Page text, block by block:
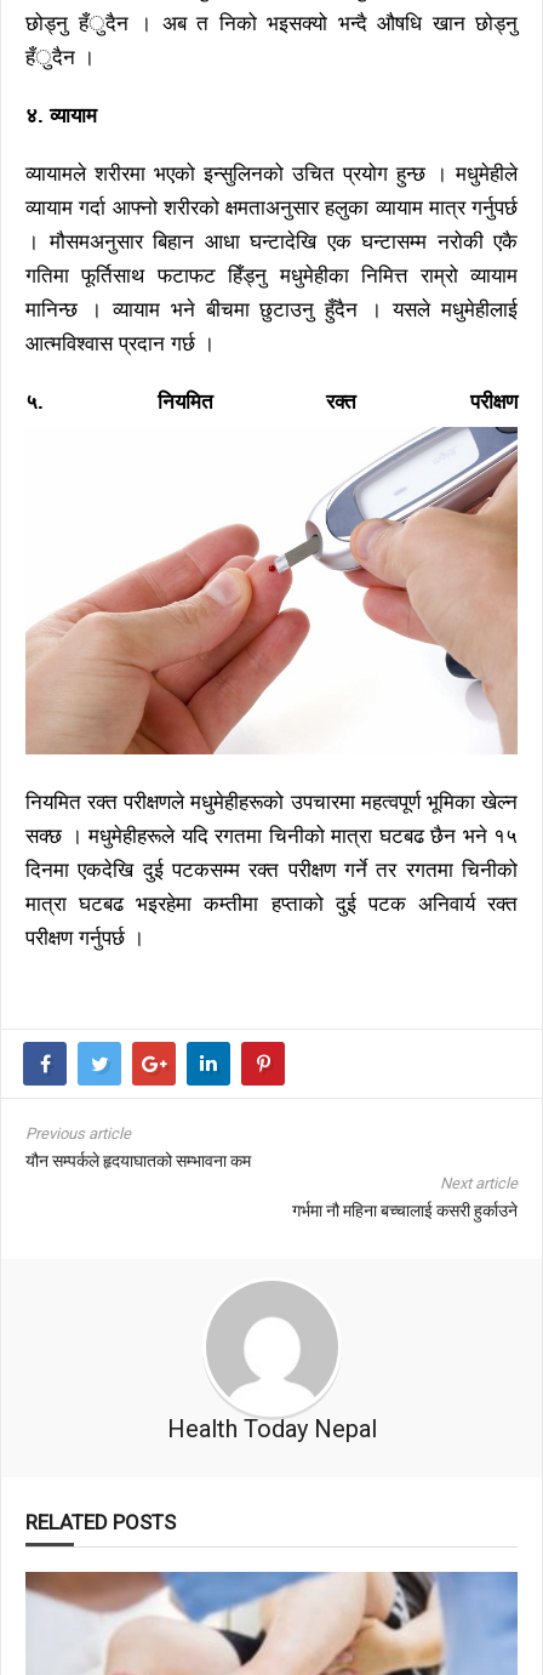
छोड्नु हँुदैन । अब त निको भइसक्यो भन्दै औषधि खान छोड्नु
हँुदैन ।
४. व्यायाम
व्यायामले शरीरमा भएको इन्सुलिनको उचित प्रयोग हुन्छ । मधुमेहीले
व्यायाम गर्दा आफ्नो शरीरको क्षमताअनुसार हलुका व्यायाम मात्र गर्नुपर्छ
। मौसमअनुसार बिहान आधा घन्टादेखि एक घन्टासम्म नरोकी एकै
गतिमा फूर्तिसाथ फटाफट हिँड्नु मधुमेहीका निमित्त राम्रो व्यायाम
मानिन्छ । व्यायाम भने बीचमा छुटाउनु हुँदैन । यसले मधुमेहीलाई
आत्मविश्वास प्रदान गर्छ ।
५. नियमित रक्त परीक्षण
नियमित रक्त परीक्षणले मधुमेहीहरूको उपचारमा महत्वपूर्ण भूमिका खेल्न
सक्छ । मधुमेहीहरूले यदि रगतमा चिनीको मात्रा घटबढ छैन भने १५
दिनमा एकदेखि दुई पटकसम्म रक्त परीक्षण गर्ने तर रगतमा चिनीको
मात्रा घटबढ भइरहेमा कम्तीमा हप्ताको दुई पटक अनिवार्य रक्त
परीक्षण गर्नुपर्छ ।
Previous article
यौन सम्पर्कले हृदयाघातको सम्भावना कम
Next article
गर्भमा नौ महिना बच्चालाई कसरी हुर्काउने
Health Today Nepal
RELATED POSTS